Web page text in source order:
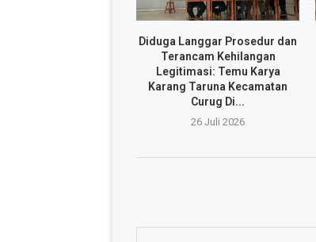
Diduga Langgar Prosedur dan
Terancam Kehilangan
Legitimasi: Temu Karya
Karang Taruna Kecamatan
Curug Di...
26 Juli 2026